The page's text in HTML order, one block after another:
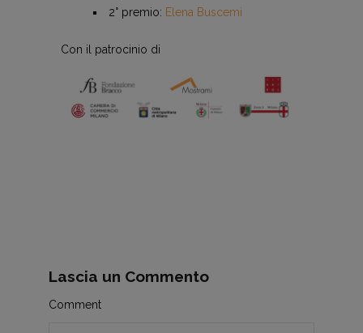
2° premio: Elena Buscemi
Con il patrocinio di
Lascia un Commento
Comment